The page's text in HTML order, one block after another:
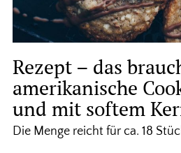
Rezept – das
amerikanische
und mit softem
Die Menge reicht für ca. 18